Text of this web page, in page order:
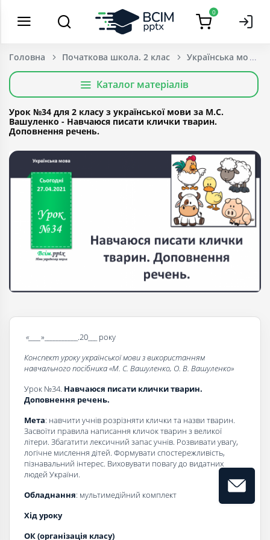
0
Головна Початкова школа. 2 клас Українська мова
Каталог матеріалів
Урок №34 для 2 класу з української мови за М.С.
Вашуленко - Навчаюся писати клички тварин.
Доповнення речень.
«____ »___________.20___ року
Конспект уроку української мови з використанням
навчального посібника «М. С. Вашуленко, О. В. Вашуленко»
Урок №34. Навчаюся писати клички тварин.
Доповнення речень.
Мета: навчити учнів розрізняти клички та назви тварин.
Засвоїти правила написання кличок тварин з великої
літери. Збагатити лексичний запас учнів. Розвивати увагу,
логічне мислення дітей. Формувати спостережливість,
пізнавальний інтерес. Виховувати повагу до видатних
людей України.
Обладнання: мультимедійний комплект
Хід уроку
ОК (організація класу)